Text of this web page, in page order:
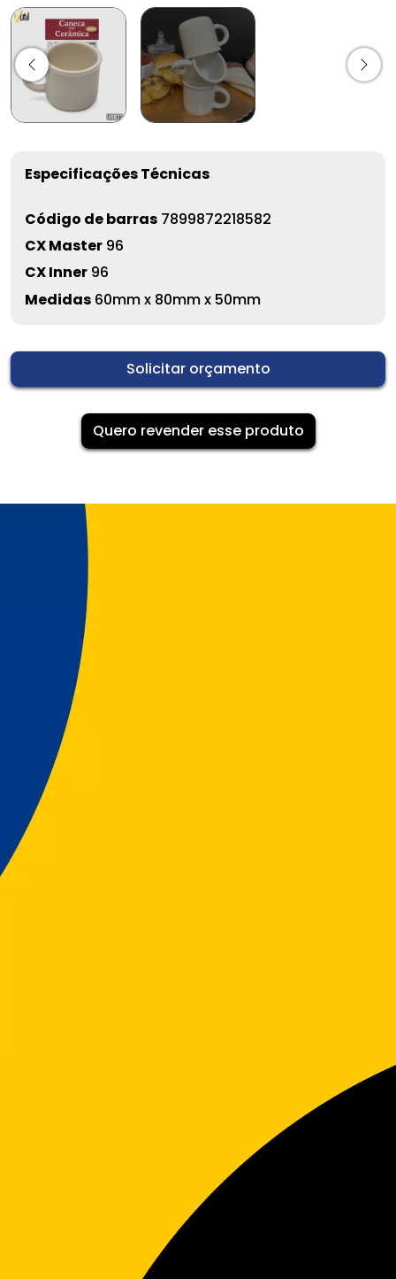
Especificações Técnicas
Código de barras 7899872218582
CX Master 96
CX Inner 96
Medidas 60mm x 80mm x 50mm
Solicitar orçamento
Quero revender esse produto